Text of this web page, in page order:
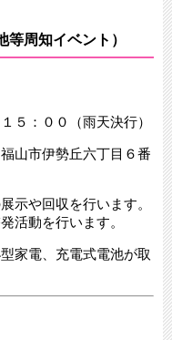
周知イベント）
５：００（雨天決行）
山市伊勢丘六丁目６番
示や回収を行います。
活動を行います。​
家電、充電式電池が取